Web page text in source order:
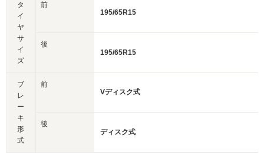
タ
イ
ヤ
サ
イ
ズ
前
195/65R15
後
195/65R15
ブ
レ
ー
キ
形
式
前
Vディスク式
後
ディスク式